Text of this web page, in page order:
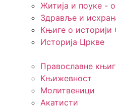
Житија и поуке -
Здравље и
Књиге о историји
Историја Цркве
Православне
Књижевност
Молитвеници
Акатисти